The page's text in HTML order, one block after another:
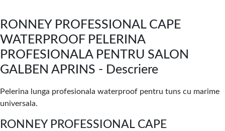
RONNEY PROFESSIONAL CAPE
WATERPROOF PELERINA
PROFESIONALA PENTRU SALON
GALBEN APRINS - Descriere
Pelerina lunga profesionala waterproof pentru tuns cu marime
universala.
RONNEY PROFESSIONAL CAPE